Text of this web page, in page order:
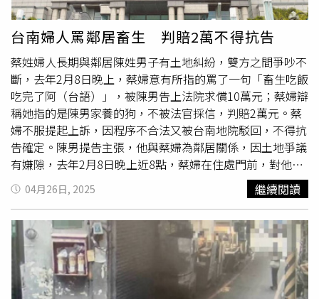
「又在裝可憐」，讓她情緒陷入極大低潮。而在某天，她和
朋友提到「我在思考要用什麼方式離開，才不會帶給大家麻
煩」，意外被老公聽見，才立即通知她的經紀人。經紀人得
知後，臭罵大牙一頓，對她說「有這麼多人支持妳，怎麼會
想要離開」，也讓大牙意識到自己生病、心理出狀況了，決
定尋求精神科的幫助。後來填寫憂鬱症量表時，被診斷出重
度憂鬱症。大牙也透露，在初診時，主治醫生並沒有認出她
的身份，直到第二次她提及自己深受官司所苦，對方才驚覺
她就是大牙本人，接著醫生便說出「妳是善良的人，謝謝
妳」，讓她瞬間在診間淚崩，如今再次談起此事都還會哽
咽。大牙指出，2023年發出控訴文章前，她有先打電話告
知母親「明天會有我的新聞」，當時還不敢告訴家人真相，
只是跟媽媽說「如果有人問，妳都不要回，如果一直被問，
只要說『我女兒很勇敢，她在做對的事情』。」此外，大牙
遭黑人反告後，就有求助律師，當時對方建議她前往香港報
案、提告，她隨即帶著一名證人飛到香港，「我去做了6個
小時的筆錄，他們很重視這件事，告訴我『香港的判決是沒
台南婦人罵鄰居畜生 判賠2萬不得抗告
蔡姓婦人長期與鄰居陳姓男子有土地糾紛，雙方之間爭吵不
斷，去年2月8日晚上，蔡婦意有所指的罵了一句「畜生吃飯
吃完了阿（台語）」，被陳男告上法院求償10萬元；蔡婦辯
稱她指的是陳男家養的狗，不被法官採信，判賠2萬元。蔡
婦不服提起上訴，因程序不合法又被台南地院駁回，不得抗
告確定。陳男提告主張，他與蔡婦為鄰居關係，因土地爭議
有嫌隙，去年2月8日晚上近8點，蔡婦在住處門前，對他出
言辱罵「畜生吃飯吃完了阿 （台語）」，對他公然侮辱，
毀損他的人格及社會評價，名譽損害與精神痛苦，提告求償
精神慰撫金10萬元。蔡婦到庭時辯稱，多年來，她被陳男言
語騷擾
、挑釁，陳男還在她的住處前立牌書寫羞辱文字，當
時她指的是陳男家的狗。刑事部分，陳男告蔡婦公然侮辱判
無罪，蔡婦請求駁回陳男索賠。簡易庭法官審理後認為，當
面指稱他人「畜生」，足使聽聞者感覺難堪，屬不法侵害他
04月26日, 2025 繼續閱讀